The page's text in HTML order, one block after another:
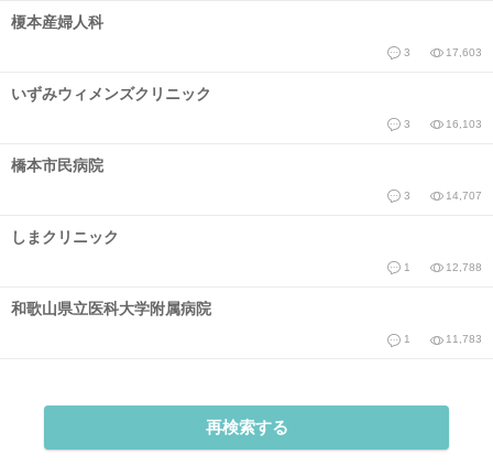
榎本産婦人科
3 17,603
いずみウィメンズクリニック
3 16,103
橋本市民病院
3 14,707
しまクリニック
1 12,788
和歌山県立医科大学附属病院
1 11,783
再検索する